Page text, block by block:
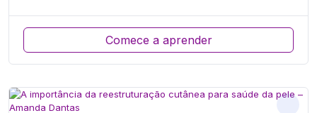
Comece a aprender